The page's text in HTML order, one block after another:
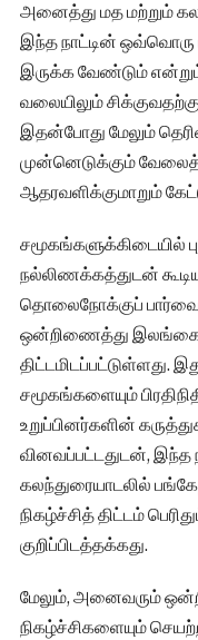
அனைத்து மத மற்றும்
இந்த நாட்டின் ஒவ்வொரு
இருக்க வேண்டும்
வலையிலும்
இதன்போது மேலும்
முன்னெடுக்கும்
ஆதரவளிக்குமாறும்
சமூகங்களுக்கிடையில்
நல்லிணக்கத்துடன்
தொலைநோக்குப்
ஒன்றிணைத்து
திட்டமிடப்பட்டுள்ளது.
சமூகங்களையும்
உறுப்பினர்களின்
வினவப்பட்டதுடன், இந்த
கலந்துரையாடலில்
நிகழ்ச்சித் திட்டம்
குறிப்பிடத்தக்கது.
மேலும், அனைவரும்
நிகழ்ச்சிகளையும்